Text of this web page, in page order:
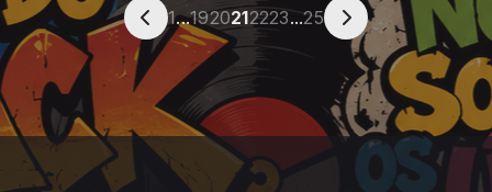
1...1920212223...25